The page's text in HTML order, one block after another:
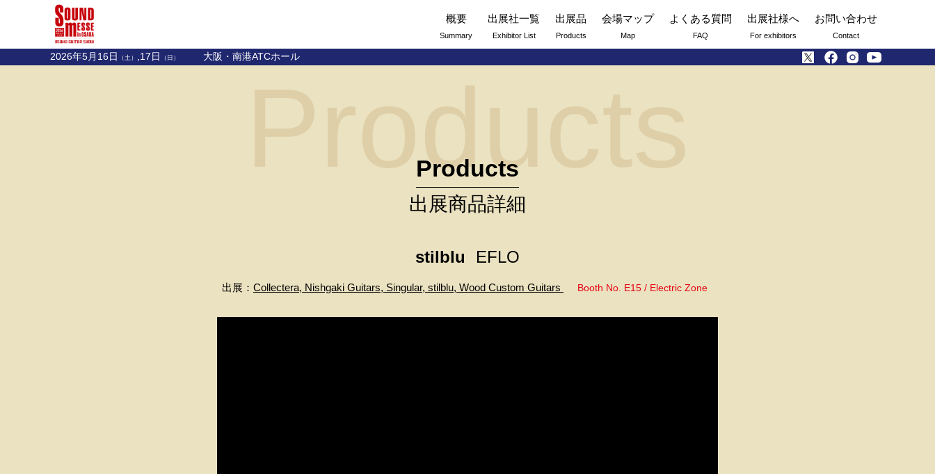
概要
Summary
出展社一覧
Exhibitor List
出展品
Products
会場マップ
Map
よくある質問
FAQ
出展社様へ
For exhibitors
お問い合わせ
Contact
2026年5月16日 （土） ,17日 （日） 大阪・南港ATCホール
Products
Products
出展商品詳細
stilblu EFLO
出展： Collectera, Nishgaki Guitars, Singular, stilblu, Wood Custom Guitars Booth No. E15 / Electric Zone